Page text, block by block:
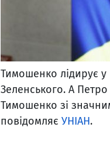
Тимошенко лідирує
Зеленського. А
Тимошенко зі
повідомляє УНІАН.